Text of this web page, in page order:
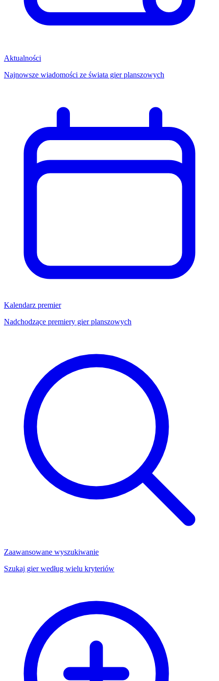
Aktualności
Najnowsze wiadomości ze świata gier planszowych
Kalendarz premier
Nadchodzące premiery gier planszowych
Zaawansowane wyszukiwanie
Szukaj gier według wielu kryteriów